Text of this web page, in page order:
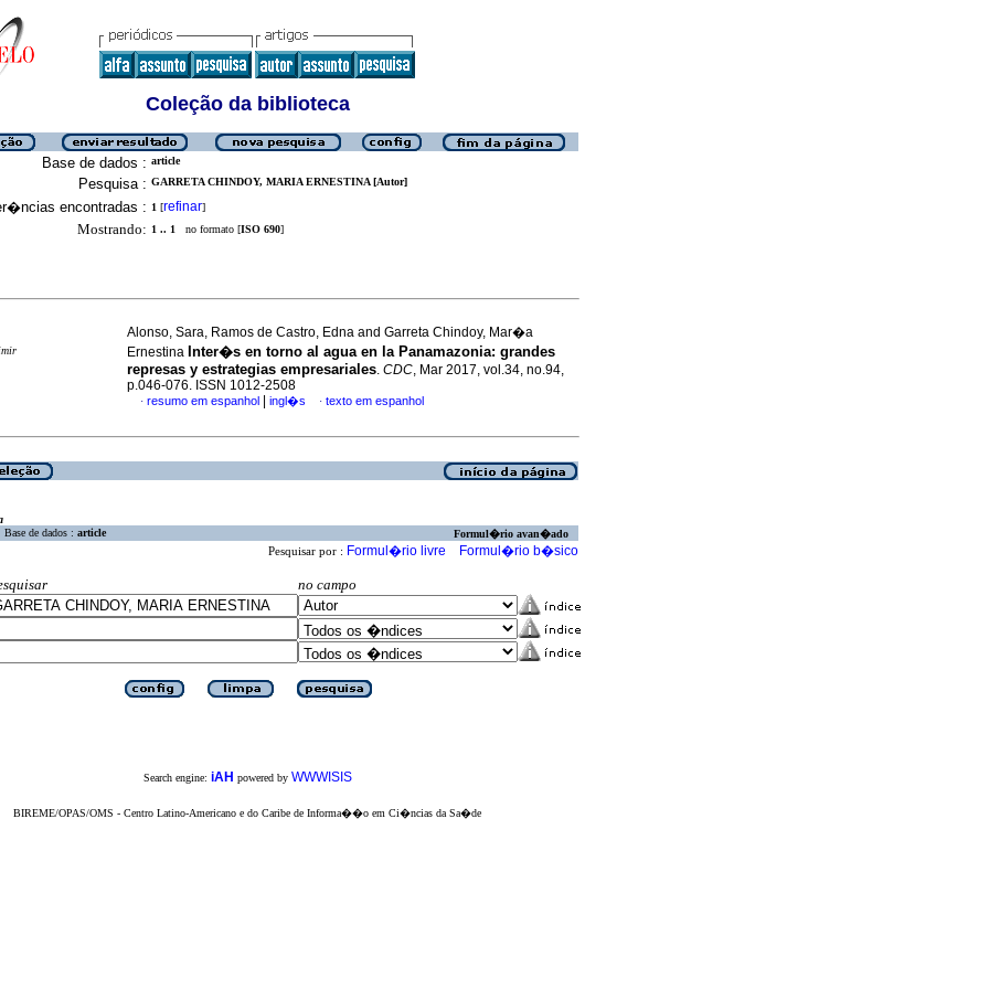
Coleção da biblioteca
Base de dados : article
Pesquisa : GARRETA CHINDOY, MARIA ERNESTINA [Autor]
encontradas : 1 [refinar]
Mostrando: 1 .. 1 no formato [ISO 690]
Alonso, Sara, Ramos de Castro, Edna and Garreta Chindoy, Mar�a
Ernestina Inter�s en torno al agua en la Panamazonia: grandes
represas y estrategias empresariales. CDC, Mar 2017, vol.34, no.94,
p.046-076. ISSN 1012-2508
· resumo em espanhol ingl�s · texto em espanhol
Base de dados : article Formul�rio avan�ado
Pesquisar por : Formul�rio livre Formul�rio b�sico
no campo
Search engine: iAH powered by WWWISIS
BIREME/OPAS/OMS - Centro Latino-Americano e do Caribe de Informa��o em Ci�ncias da Sa�de